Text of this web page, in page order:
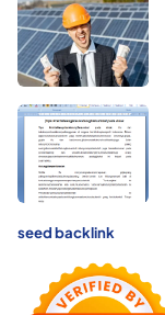
seed backlink